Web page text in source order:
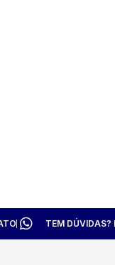
TEM DÚVIDAS?